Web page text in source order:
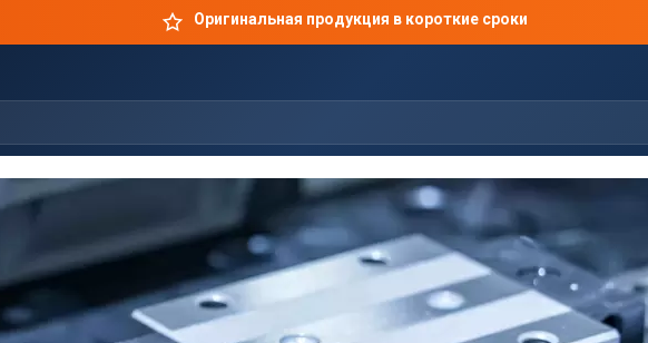
Оригинальная продукция в короткие сроки